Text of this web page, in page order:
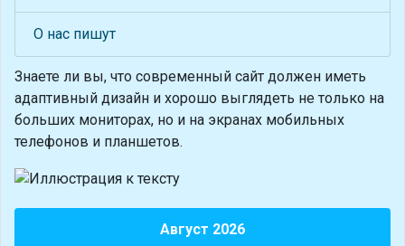
О нас пишут
Знаете ли вы, что современный сайт должен иметь
адаптивный дизайн и хорошо выглядеть не только на
больших мониторах, но и на экранах мобильных
телефонов и планшетов.
Август 2026